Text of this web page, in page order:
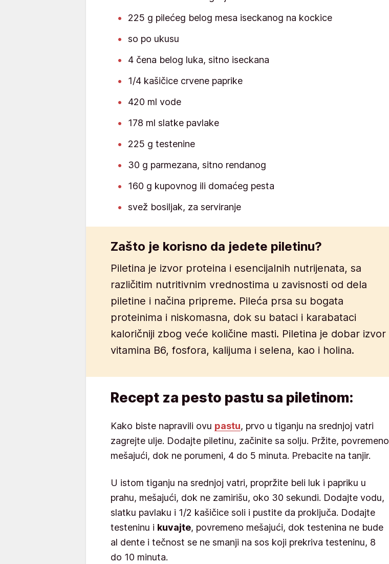
225 g pilećeg belog mesa iseckanog na kockice
so po ukusu
4 čena belog luka, sitno iseckana
1/4 kašičice crvene paprike
420 ml vode
178 ml slatke pavlake
225 g testenine
30 g parmezana, sitno rendanog
160 g kupovnog ili domaćeg pesta
svež bosiljak, za serviranje
Zašto je korisno da jedete piletinu?
Piletina je izvor proteina i esencijalnih nutrijenata, sa
različitim nutritivnim vrednostima u zavisnosti od dela
piletine i načina pripreme. Pileća prsa su bogata
proteinima i niskomasna, dok su bataci i karabataci
kaloričniji zbog veće količine masti. Piletina je dobar izvor
vitamina B6, fosfora, kalijuma i selena, kao i holina.
Recept za pesto pastu sa piletinom:
Kako biste napravili ovu pastu, prvo u tiganju na srednjoj vatri
zagrejte ulje. Dodajte piletinu, začinite sa solju. Pržite, povremeno
mešajući, dok ne porumeni, 4 do 5 minuta. Prebacite na tanjir.
U istom tiganju na srednjoj vatri, propržite beli luk i papriku u
prahu, mešajući, dok ne zamirišu, oko 30 sekundi. Dodajte vodu,
slatku pavlaku i 1/2 kašičice soli i pustite da proključa. Dodajte
testeninu i kuvajte, povremeno mešajući, dok testenina ne bude
al dente i tečnost se ne smanji na sos koji prekriva testeninu, 8
do 10 minuta.